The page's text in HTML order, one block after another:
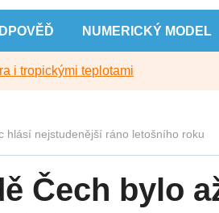
NUMERICKÝ MODEL
i tropickými teplotami
hlásí nejstudenější ráno letošního roku
Čech bylo